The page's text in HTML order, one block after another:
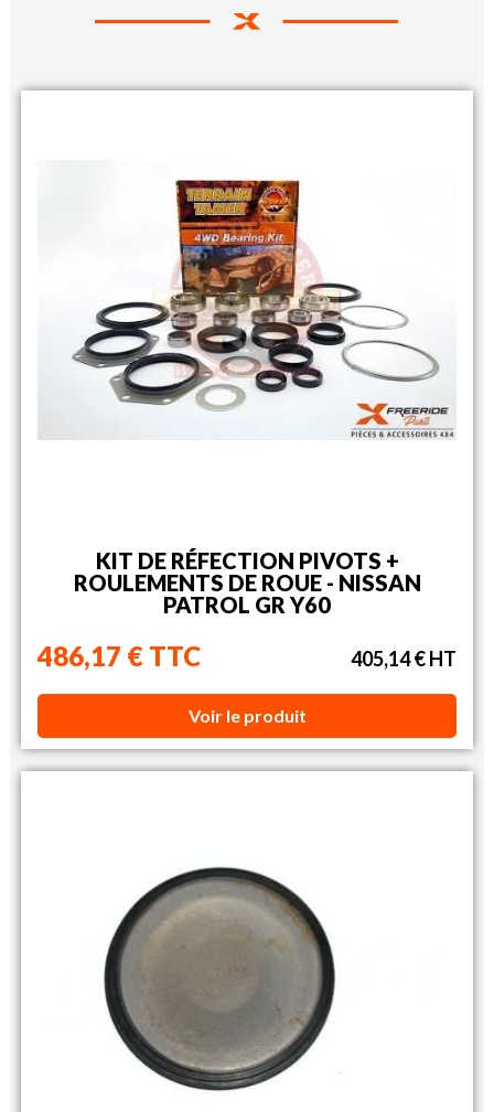
KIT DE RÉFECTION PIVOTS +
ROULEMENTS DE ROUE - NISSAN
PATROL GR Y60
486,17 € TTC 405,14 € HT
Voir le produit